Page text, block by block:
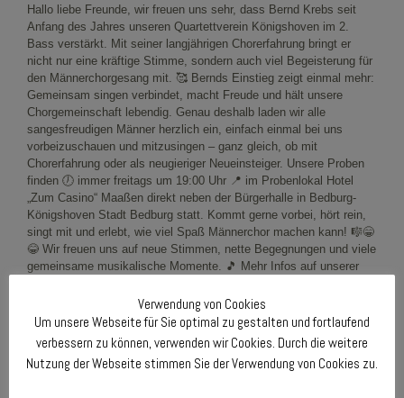
Verwendung von Cookies
Um unsere Webseite für Sie optimal zu gestalten und fortlaufend
verbessern zu können, verwenden wir Cookies. Durch die weitere
Nutzung der Webseite stimmen Sie der Verwendung von Cookies zu.